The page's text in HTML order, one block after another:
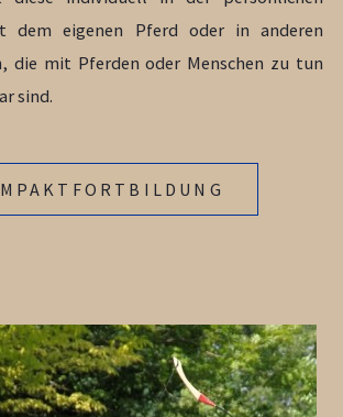
dem eigenen Pferd oder in anderen
die mit Pferden oder Menschen zu tun
sind.